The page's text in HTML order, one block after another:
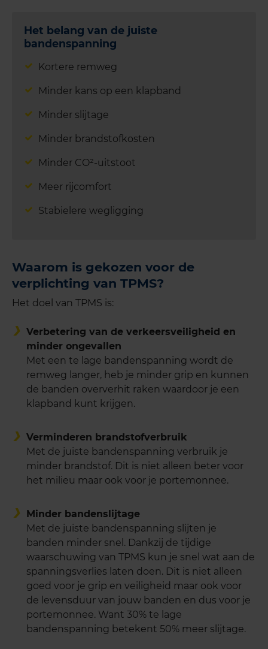
Het belang van de juiste
bandenspanning
Kortere remweg
Minder kans op een klapband
Minder slijtage
Minder brandstofkosten
Minder CO²-uitstoot
Meer rijcomfort
Stabielere wegligging
Waarom is gekozen voor de
verplichting van TPMS?
Het doel van TPMS is:
Verbetering van de verkeersveiligheid en
minder ongevallen
Met een te lage bandenspanning wordt de
remweg langer, heb je minder grip en kunnen
de banden oververhit raken waardoor je een
klapband kunt krijgen.
Verminderen brandstofverbruik
Met de juiste bandenspanning verbruik je
minder brandstof. Dit is niet alleen beter voor
het milieu maar ook voor je portemonnee.
Minder bandenslijtage
Met de juiste bandenspanning slijten je
banden minder snel. Dankzij de tijdige
waarschuwing van TPMS kun je snel wat aan de
spanningsverlies laten doen. Dit is niet alleen
goed voor je grip en veiligheid maar ook voor
de levensduur van jouw banden en dus voor je
portemonnee. Want 30% te lage
bandenspanning betekent 50% meer slijtage.